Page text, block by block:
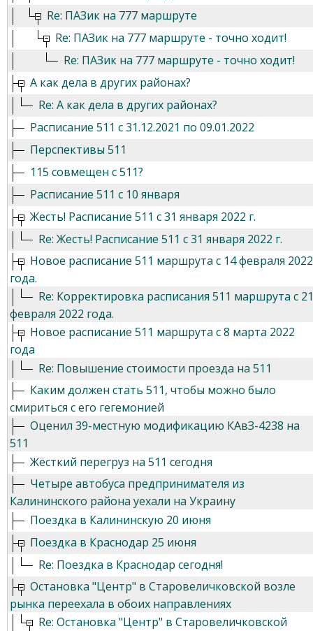
Re: ПАЗик на 777 маршруте
Re: ПАЗик на 777 маршруте - точно ходит!
Re: ПАЗик на 777 маршруте - точно ходит!
А как дела в других районах?
Re: А как дела в других районах?
Расписание 511 с 31.12.2021 по 09.01.2022
Перспективы 511
115 совмещен с 511?
Расписание 511 с 10 января
Жесть! Расписание 511 с 31 января 2022 г.
Re: Жесть! Расписание 511 с 31 января 2022 г.
Новое расписание 511 маршрута с 14 февраля 2022
года.
Re: Корректировка расписания 511 маршрута с 21
февраля 2022 года.
Новое расписание 511 маршрута с 8 марта 2022
года
Re: Повышение стоимости проезда на 511
Каким должен стать 511, чтобы можно было
смириться с его гегемонией
Оценил 39-местную модификацию КАвЗ-4238 на
511
Жёсткий перегруз на 511 сегодня
Четыре автобуса предпринимателя из
Калининского района уехали на Украину
Поездка в Калининскую 20 июня
Поездка в Краснодар 25 июня
Re: Поездка в Краснодар сегодня!
Остановка "Центр" в Старовеличковской возле
рынка переехала в обоих направлениях
Re: Остановка "Центр" в Старовеличковской